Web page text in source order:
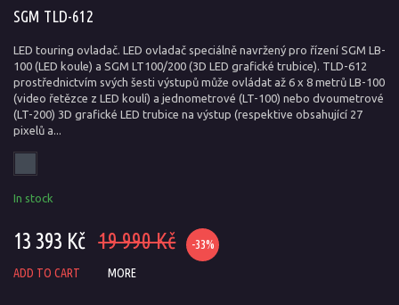
SGM TLD-612
LED touring ovladač. LED ovladač speciálně navržený pro řízení SGM LB-
100 (LED koule) a SGM LT100/200 (3D LED grafické trubice). TLD-612
prostřednictvím svých šesti výstupů může ovládat až 6 x 8 metrů LB-100
(video řetězce z LED koulí) a jednometrové (LT-100) nebo dvoumetrové
(LT-200) 3D grafické LED trubice na výstup (respektive obsahující 27
pixelů a...
In stock
13 393 Kč 19 990 Kč -33%
ADD TO CART MORE